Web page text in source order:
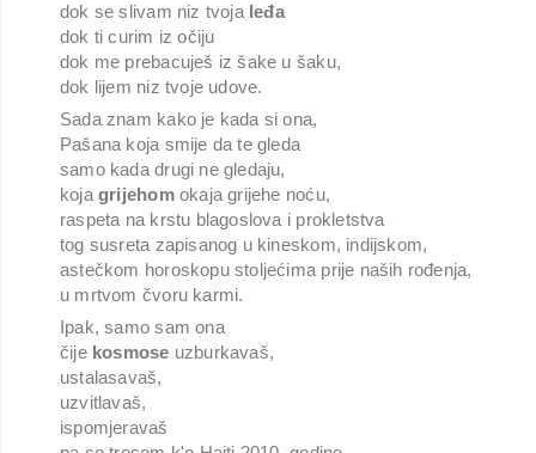
dok se slivam niz tvoja leđa
dok ti curim iz očiju
dok me prebacuješ iz šake u šaku,
dok lijem niz tvoje udove.
Sada znam kako je kada si ona,
Pašana koja smije da te gleda
samo kada drugi ne gledaju,
kojagrijehom okaja grijehe noću,
raspeta na krstu blagoslova i prokletstva
tog susreta zapisanog u kineskom, indijskom,
astečkom horoskopu stoljećima prije naših rođenja,
u mrtvom čvoru karmi.
Ipak, samo sam ona
čije kosmose uzburkavaš,
ustalasavaš,
uzvitlavaš,
ispomjeravaš